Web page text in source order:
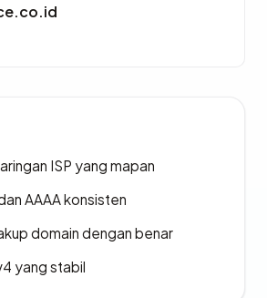
ISP yang mapan
AAAA konsisten
domain dengan benar
yang stabil